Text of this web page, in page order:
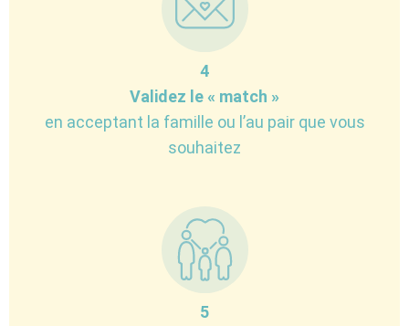
4
Validez le « match »
en acceptant la famille ou l’au pair que vous
souhaitez
5